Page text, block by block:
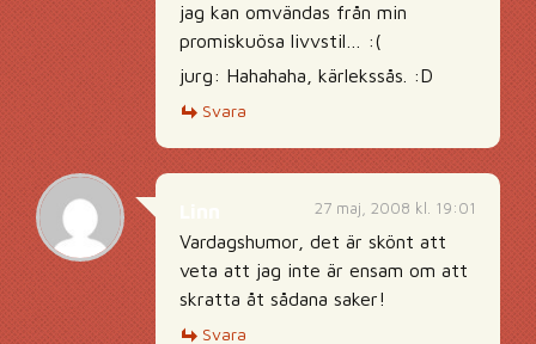
jag kan omvändas från min
promiskuösa livvstil… :(
jurg: Hahahaha, kärlekssås. :D
Svara
27 maj, 2008 kl. 19:01
Vardagshumor, det är skönt att
veta att jag inte är ensam om att
skratta åt sådana saker!
Svara